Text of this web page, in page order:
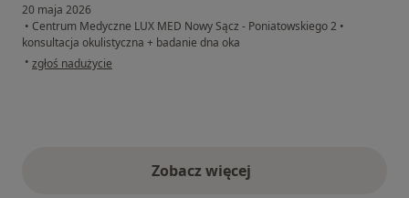
20 maja 2026
• Centrum Medyczne LUX MED Nowy Sącz - Poniatowskiego 2 •
konsultacja okulistyczna + badanie dna oka
• w opinii użytkownika Agnieszka
zgłoś nadużycie
Zobacz więcejopinie powyżej